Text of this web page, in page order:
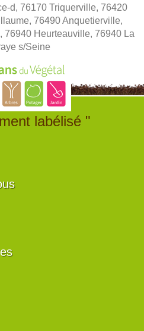
d, 76170 Triquerville, 76420
76490 Anquetierville,
76940 Heurteauville, 76940 La
s/Seine
labélisé "